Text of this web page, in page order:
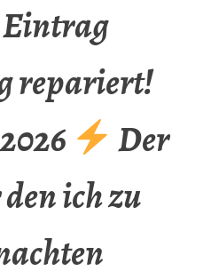
Eintrag
repariert!
Der
ich zu